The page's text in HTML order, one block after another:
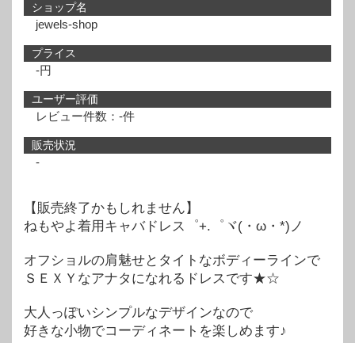
ショップ名
jewels-shop
プライス
-円
ユーザー評価
レビュー件数：-件
販売状況
-
【販売終了かもしれません】
ねもやよ着用キャバドレス゜+.゜ヾ(・ω・*)ノ
オフショルの肩魅せとタイトなボディーラインで
ＳＥＸＹなアナタになれるドレスです★☆
大人っぽいシンプルなデザインなので
好きな小物でコーディネートを楽しめます♪